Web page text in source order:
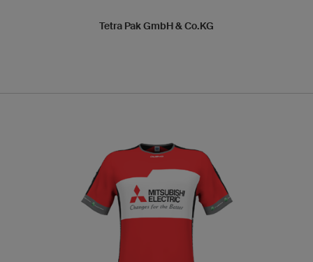
Tetra Pak GmbH & Co.KG